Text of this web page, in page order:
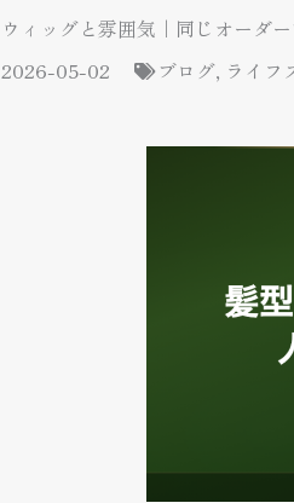
ウィッグと雰囲気｜同じオーダ
2026-05-02
ブログ, ライフ